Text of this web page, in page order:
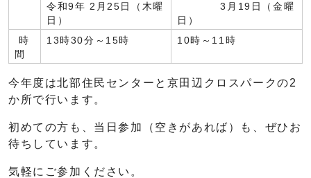
令和9年 2月25日（木曜
日）
3月19日（金曜
日）
時
間
13時30分～15時 10時～11時
今年度は北部住民センターと京田辺クロスパークの2
か所で行います。
初めての方も、当日参加（空きがあれば）も、ぜひお
待ちしています。
気軽にご参加ください。